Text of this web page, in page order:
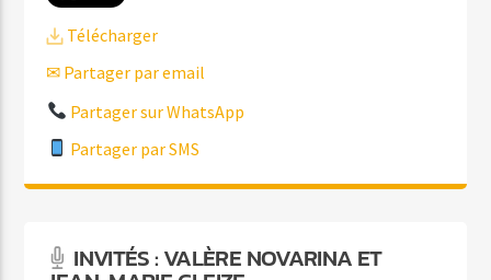
Télécharger
✉ Partager par email
Partager sur WhatsApp
Partager par SMS
INVITÉS : VALÈRE NOVARINA ET